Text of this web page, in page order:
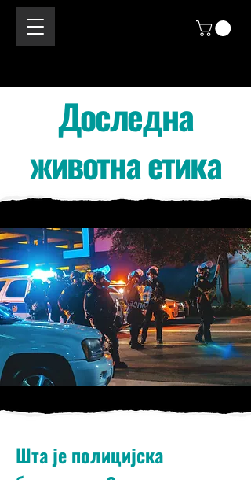
Доследна
животна етика
Шта је полицијска